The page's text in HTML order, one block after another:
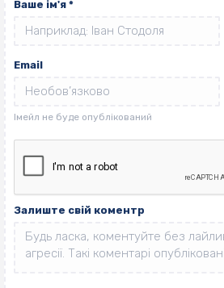
Ваше ім'я *
Email
Залиште свій коментр